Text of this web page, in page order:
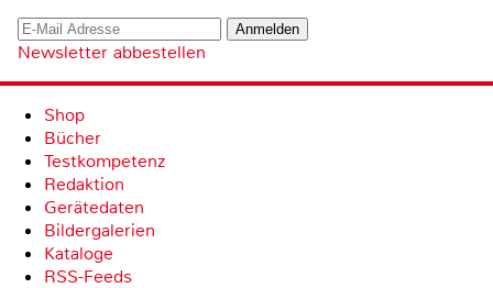
Newsletter abbestellen
Shop
Bücher
Testkompetenz
Redaktion
Gerätedaten
Bildergalerien
Kataloge
RSS-Feeds